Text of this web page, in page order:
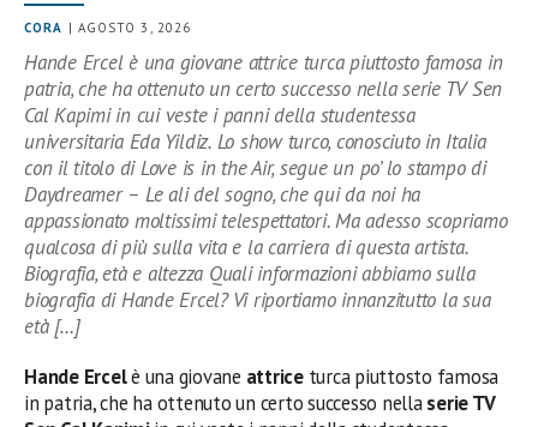
CORA | AGOSTO 3, 2026
Hande Ercel è una giovane attrice turca piuttosto famosa in
patria, che ha ottenuto un certo successo nella serie TV Sen
Cal Kapimi in cui veste i panni della studentessa
universitaria Eda Yildiz. Lo show turco, conosciuto in Italia
con il titolo di Love is in the Air, segue un po’ lo stampo di
Daydreamer – Le ali del sogno, che qui da noi ha
appassionato moltissimi telespettatori. Ma adesso scopriamo
qualcosa di più sulla vita e la carriera di questa artista.
Biografia, età e altezza Quali informazioni abbiamo sulla
biografia di Hande Ercel? Vi riportiamo innanzitutto la sua
età […]
Hande Ercelè una giovane attriceturca piuttosto famosa
in patria, che ha ottenuto un certo successo nellaserie TV